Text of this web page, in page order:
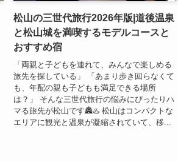
松山の三世代旅行2026年版|道後温泉
と松山城を満喫するモデルコースと
おすすめ宿
「両親と子どもを連れて、みんなで楽しめる
旅先を探している」 「あまり歩き回らなくて
も、年配の親も子どもも満足できる場所
は？」 そんな三世代旅行の悩みにぴったりハ
マる旅先が松山です🏯♨️ 松山はコンパクトな
エリアに観光と温泉が凝縮されていて、移...